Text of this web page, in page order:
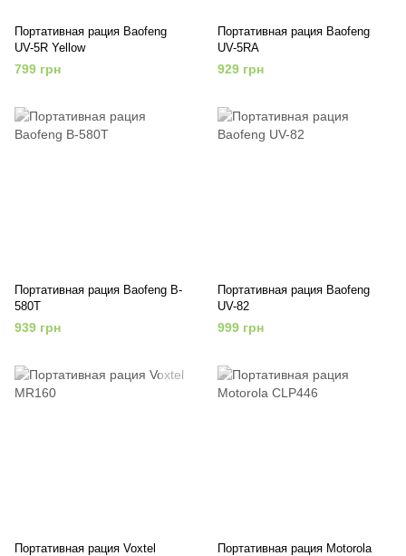
Портативная рация Baofeng
UV-5R Yellow
799 грн
Портативная рация Baofeng
UV-5RA
929 грн
Портативная рация Baofeng B-
580T
939 грн
Портативная рация Baofeng
UV-82
999 грн
Портативная рация Voxtel
Портативная рация Motorola